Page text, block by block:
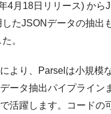
4月18日リリース) から
したJSONデータの抽出
。
より、Parselは小規模
ータ抽出パイプライン
活躍します。コードの